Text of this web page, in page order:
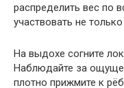
распределить вес по
участвовать не
На выдохе согните
Наблюдайте за
плотно прижмите к